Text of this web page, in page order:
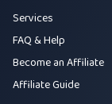
Services
FAQ & Help
Become an Affiliate
Affiliate Guide